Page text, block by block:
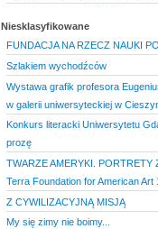
Niesklasyfikowane
FUNDACJA NA RZECZ NAUKI
Szlakiem wychodźców
Wystawa grafik profesora
w galerii uniwersyteckiej w
Konkurs literacki Uniwersytetu
prozę
TWARZE AMERYKI. PORTRETY
Terra Foundation for American Art
Z CYWILIZACYJNĄ MISJĄ
My się zimy nie boimy...